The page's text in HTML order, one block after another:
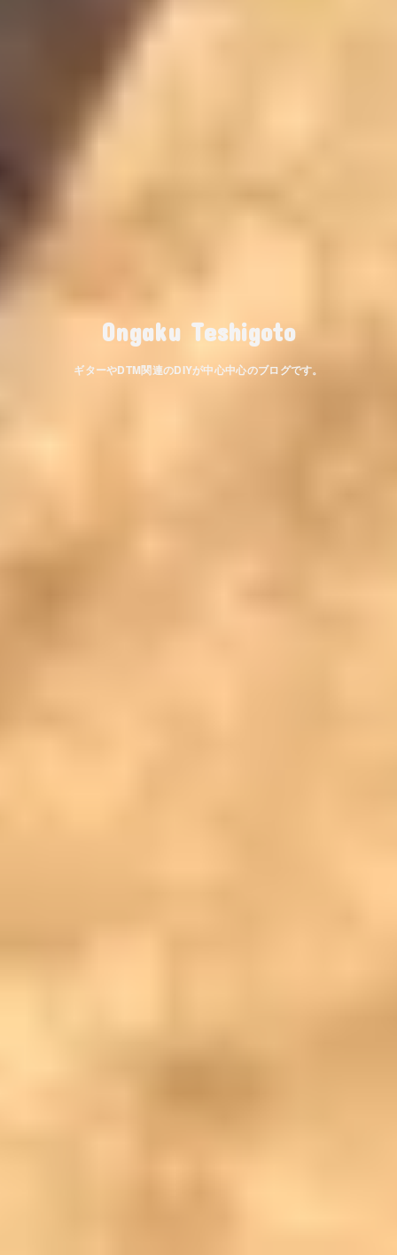
Ongaku Teshigoto
ギターやDTM関連のDIYが中心中心のブログです。